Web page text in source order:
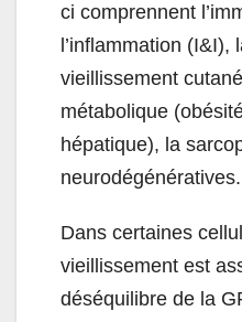
ci comprennent
l’inflammation
vieillissement
métabolique
hépatique), la
neurodégénératives.
Dans certaines
vieillissement est
déséquilibre de la